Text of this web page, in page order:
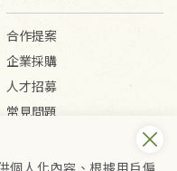
合作提案
企業採購
人才招募
常見問題
個人化內容、根據用戶偏